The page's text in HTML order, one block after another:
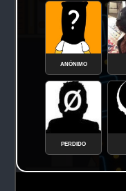
ANÓNIMO
PERDIDO